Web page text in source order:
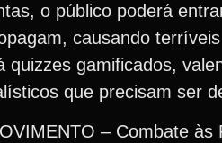
o público poderá
causando
quizzes gamificados,
que precisam ser
– Combate